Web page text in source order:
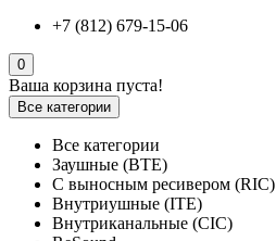
+7 (812) 679-15-06
0
Ваша корзина пуста!
Все категории
Все категории
Заушные (BTE)
С выносным ресивером (RIC)
Внутриушные (ITE)
Внутриканальные (CIC)